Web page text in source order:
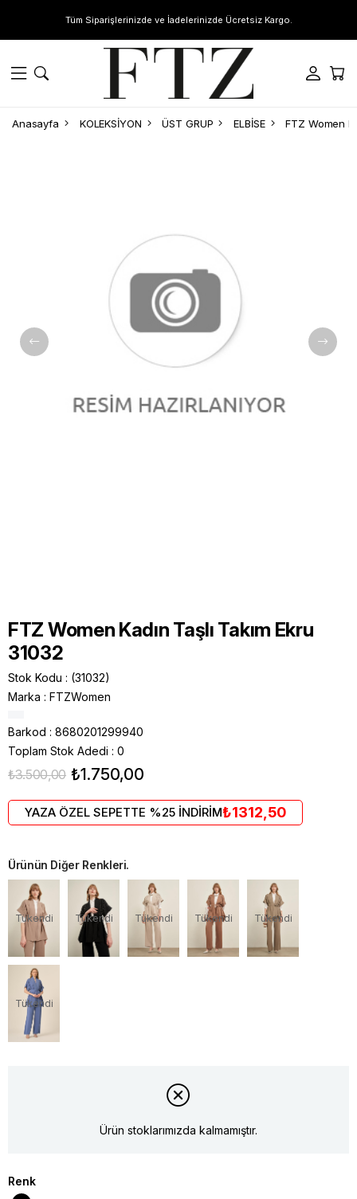
Tüm Siparişlerinizde ve İadelerinizde Ücretsiz Kargo.
Anasayfa KOLEKSİYON ÜST GRUP ELBİSE FTZ Women
FTZ Women Kadın Taşlı Takım Ekru
31032
Stok Kodu
(31032)
Marka : FTZWomen
Barkod : 8680201299940
Toplam Stok Adedi : 0
₺3.500,00 ₺1.750,00
YAZA ÖZEL SEPETTE %25 İNDİRİM₺1312,50
Ürünün Diğer Renkleri.
Tükendi Tükendi Tükendi Tükendi Tükendi
Tükendi
Ürün stoklarımızda kalmamıştır.
Renk